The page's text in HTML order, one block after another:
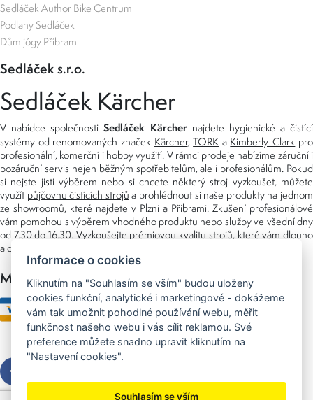
Sedláček Author Bike Centrum
Podlahy Sedláček
Dům jógy Příbram
Sedláček s.r.o.
Sedláček Kärcher
V nabídce společnostiSedláček Kärchernajdete hygienické a čistící
systémy od renomovaných značek Kärcher,TORK a Kimberly-Clark pro
profesionální, komerční i hobby využití. V rámci prodeje nabízíme záruční i
pozáruční servis nejen běžným spotřebitelům, ale i profesionálům. Pokud
si nejste jisti výběrem nebo si chcete některý stroj vyzkoušet, můžete
využít půjčovnu čistících strojů a prohlédnout si naše produkty na jednom
ze showroomů, které najdete v Plzni a Příbrami. Zkušení profesionálové
vám pomohou s výběrem vhodného produktu nebo služby ve všední dny
od 7.30 do 16.30. Vyzkoušejte prémiovou kvalitu strojů, které vám dlouho
a dobře poslouží nejen doma, ale i v zaměstnání.
Možnosti platby
Informace o cookies
Kliknutím na "Souhlasím se vším" budou uloženy
cookies funkční, analytické i marketingové - dokážeme
vám tak umožnit pohodlné používání webu, měřit
funkčnost našeho webu i vás cílit reklamou. Své
preference můžete snadno upravit kliknutím na
"Nastavení cookies".
Souhlasím se vším